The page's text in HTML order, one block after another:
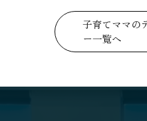
子育てママの
ー一覧へ